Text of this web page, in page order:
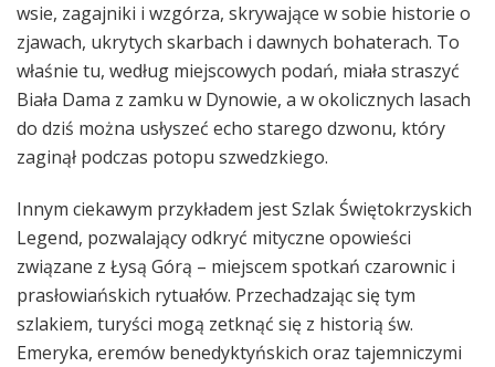
wsie, zagajniki i wzgórza, skrywające w sobie historie o
zjawach, ukrytych skarbach i dawnych bohaterach. To
właśnie tu, według miejscowych podań, miała straszyć
Biała Dama z zamku w Dynowie, a w okolicznych lasach
do dziś można usłyszeć echo starego dzwonu, który
zaginął podczas potopu szwedzkiego.
Innym ciekawym przykładem jest Szlak Świętokrzyskich
Legend, pozwalający odkryć mityczne opowieści
związane z Łysą Górą – miejscem spotkań czarownic i
prasłowiańskich rytuałów. Przechadzając się tym
szlakiem, turyści mogą zetknąć się z historią św.
Emeryka, eremów benedyktyńskich oraz tajemniczymi